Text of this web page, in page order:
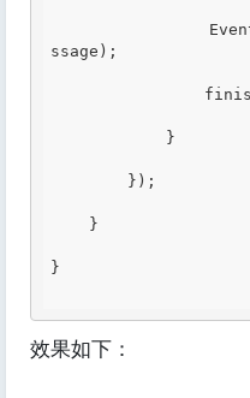
ssage);
}
效果如下：